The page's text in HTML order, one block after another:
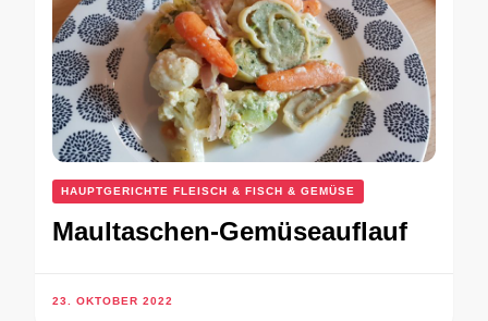
HAUPTGERICHTE FLEISCH & FISCH & GEMÜSE
Maultaschen-Gemüseauflauf
23. OKTOBER 2022